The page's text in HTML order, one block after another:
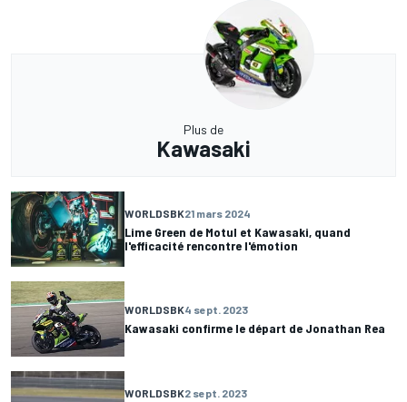
Plus de
Kawasaki
WORLDSBK21 mars 2024
Lime Green de Motul et Kawasaki, quand
l'efficacité rencontre l'émotion
WORLDSBK4 sept. 2023
Kawasaki confirme le départ de Jonathan Rea
WORLDSBK2 sept. 2023